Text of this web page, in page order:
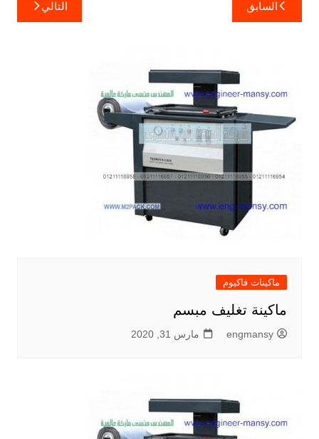
المقالات
السابق التالي
ماكينات فاكيوم
ماكينة تغليف مبسم
engmansy مارس 31, 2020